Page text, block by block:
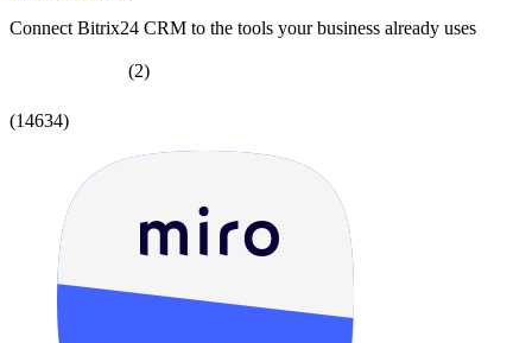
Connect Bitrix24 CRM to the tools your business already uses
(2)
(14634)